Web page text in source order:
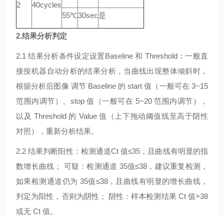
2 40cycles
55℃30sec是
2.结果分析判定
2.1 结果分析条件设定设置Baseline 和 Threshold：一般直
接按机器自动分析的结果分析，当曲线出现整体倾斜时，
根据分析后图像 调节 Baseline 的 start 值（一般可在 3~15
范围内调节）、stop 值（一般可在 5~20 范围内调节），
以及 Threshold 的 Value 值（上下拖动阈值线至高于阴性
对照），重新分析结果。
2.2 结果判断阳性：检测通道Ct 值≤35，且曲线有明显的指
数增长曲线； 可疑：检测通道 35值≤38，建议重复检测，
如果检测通道仍为 35值≤38，且曲线有明显的增长曲线，
判定为阳性，否则为阴性； 阴性：样本检测结果 Ct 值>38
或无 Ct 值。